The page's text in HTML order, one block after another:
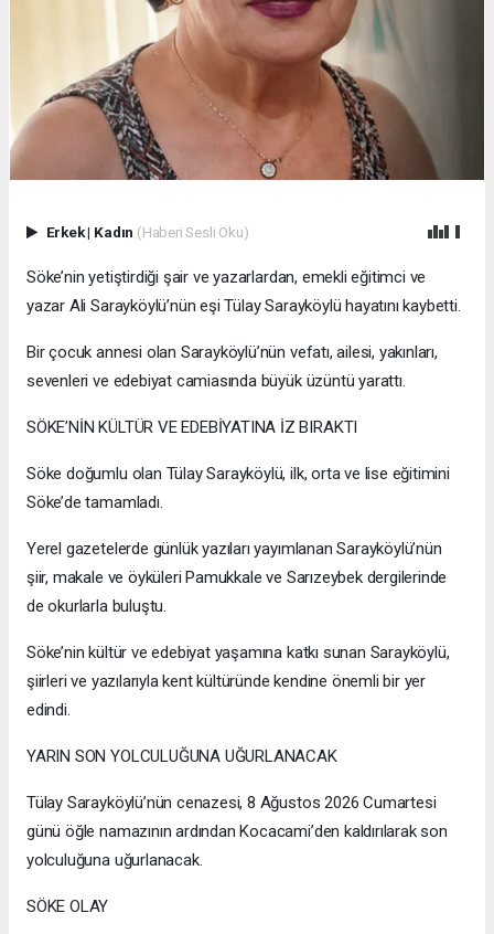
Erkek| Kadın (Haberi Sesli Oku)
Söke’nin yetiştirdiği şair ve yazarlardan, emekli eğitimci ve
yazar Ali Sarayköylü’nün eşi Tülay Sarayköylü hayatını kaybetti.
Bir çocuk annesi olan Sarayköylü’nün vefatı, ailesi, yakınları,
sevenleri ve edebiyat camiasında büyük üzüntü yarattı.
SÖKE’NİN KÜLTÜR VE EDEBİYATINA İZ BIRAKTI
Söke doğumlu olan Tülay Sarayköylü, ilk, orta ve lise eğitimini
Söke’de tamamladı.
Yerel gazetelerde günlük yazıları yayımlanan Sarayköylü’nün
şiir, makale ve öyküleri Pamukkale ve Sarızeybek dergilerinde
de okurlarla buluştu.
Söke’nin kültür ve edebiyat yaşamına katkı sunan Sarayköylü,
şiirleri ve yazılarıyla kent kültüründe kendine önemli bir yer
edindi.
YARIN SON YOLCULUĞUNA UĞURLANACAK
Tülay Sarayköylü’nün cenazesi, 8 Ağustos 2026 Cumartesi
günü öğle namazının ardından Kocacami’den kaldırılarak son
yolculuğuna uğurlanacak.
SÖKE OLAY